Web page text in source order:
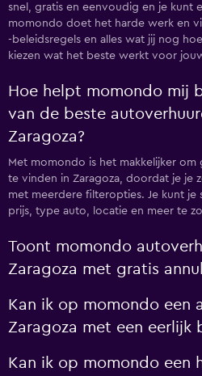
snel, gratis en eenvoudig en je kunt
momondo doet het harde werk en
-beleidsregels en alles wat jij nog
kiezen wat het beste werkt voor
Hoe helpt momondo mij
van de beste
Zaragoza?
Met momondo is het makkelijker
te vinden in Zaragoza, doordat je je
met meerdere filteropties. Je kunt
prijs, type auto, locatie en meer te
Toont momondo
Zaragoza met gratis
Kan ik op momondo een
Zaragoza met een eerlijk
Kan ik op momondo een